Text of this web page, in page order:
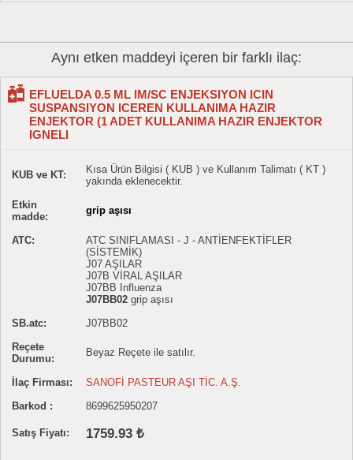
Aynı etken maddeyi içeren bir farklı ilaç:
EFLUELDA 0.5 ML IM/SC ENJEKSIYON ICIN
SUSPANSIYON ICEREN KULLANIMA HAZIR
ENJEKTOR (1 ADET KULLANIMA HAZIR ENJEKTOR
IGNELI
KUB ve KT:
Kısa Ürün Bilgisi ( KUB ) ve Kullanım Talimatı ( KT )
yakında eklenecektir.
Etkin
madde:
grip aşısı
ATC:
ATC SINIFLAMASI - J - ANTİENFEKTİFLER
(SİSTEMİK)
J07 AŞILAR
J07B VİRAL AŞILAR
J07BB Influenza
J07BB02 grip aşısı
SB.atc:
J07BB02
Reçete
Durumu:
Beyaz Reçete ile satılır.
İlaç Firması:
SANOFİ PASTEUR AŞI TİC. A.Ş.
Barkod :
8699625950207
Satış Fiyatı: 1759.93 ₺